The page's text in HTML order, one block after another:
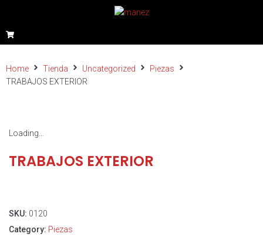
Home Tienda Uncategorized
Piezas
TRABAJOS EXTERIOR
Loading...
TRABAJOS EXTERIOR
SKU: 0120
Category: Piezas